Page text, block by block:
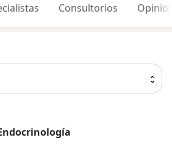
Consultorios